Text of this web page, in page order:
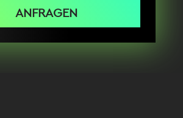
ANFRAGEN